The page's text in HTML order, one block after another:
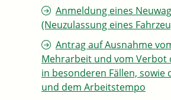
Anmeldung eines
(Neuzulassung eines
Antrag auf Ausnahme
Mehrarbeit und vom Verbot
in besonderen Fällen, sowie
und dem Arbeitstempo